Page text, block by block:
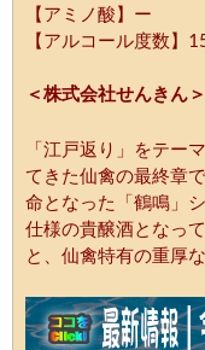
【アミノ酸】ー
【アルコール度数】
＜株式会社せんきん
「江戸返り」をテー
てきた仙禽の最終章
命となった「鶴鳴」
仕様の貴醸酒となっ
と、仙禽特有の重厚